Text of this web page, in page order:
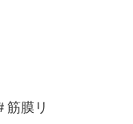
膜リ